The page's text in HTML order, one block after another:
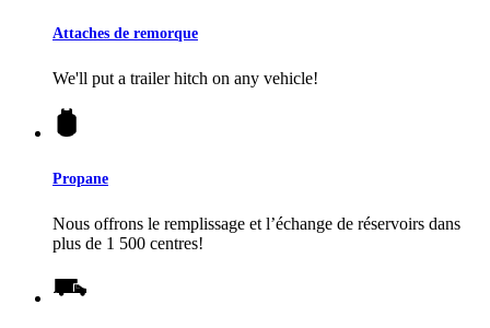
Attaches de remorque
We'll put a trailer hitch on any vehicle!
Propane
Nous offrons le remplissage et l’échange de réservoirs dans
plus de 1 500 centres!